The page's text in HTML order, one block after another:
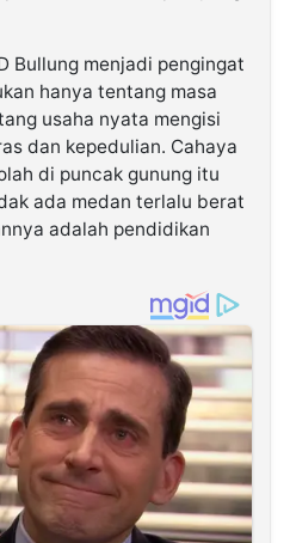
Bullung menjadi pengingat
hanya tentang masa
usaha nyata mengisi
dan kepedulian. Cahaya
di puncak gunung itu
ada medan terlalu berat
adalah pendidikan